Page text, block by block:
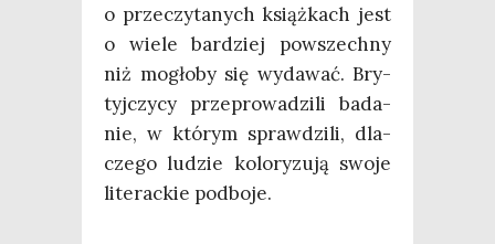
o prze­czy­ta­nych książ­kach jest
o wie­le bar­dziej powszech­ny
niż mogło­by się wyda­wać. Bry­
tyj­czy­cy prze­pro­wa­dzi­li bada­
nie, w któ­rym spraw­dzi­li, dla­
cze­go ludzie kolo­ry­zu­ją swo­je
lite­rac­kie podboje.